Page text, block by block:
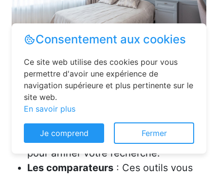
Les plateformes spécialisées : Des
sites comme Airbnb, Booking ou Gîtes
de France proposent une large liste de
chambres d’hôtes. Vous pouvez filtrer
par localisation, équipements et prix
pour affiner votre recherche.
Les comparateurs : Ces outils vous
Consentement aux cookies
Ce site web utilise des cookies pour vous
permettre d'avoir une expérience de